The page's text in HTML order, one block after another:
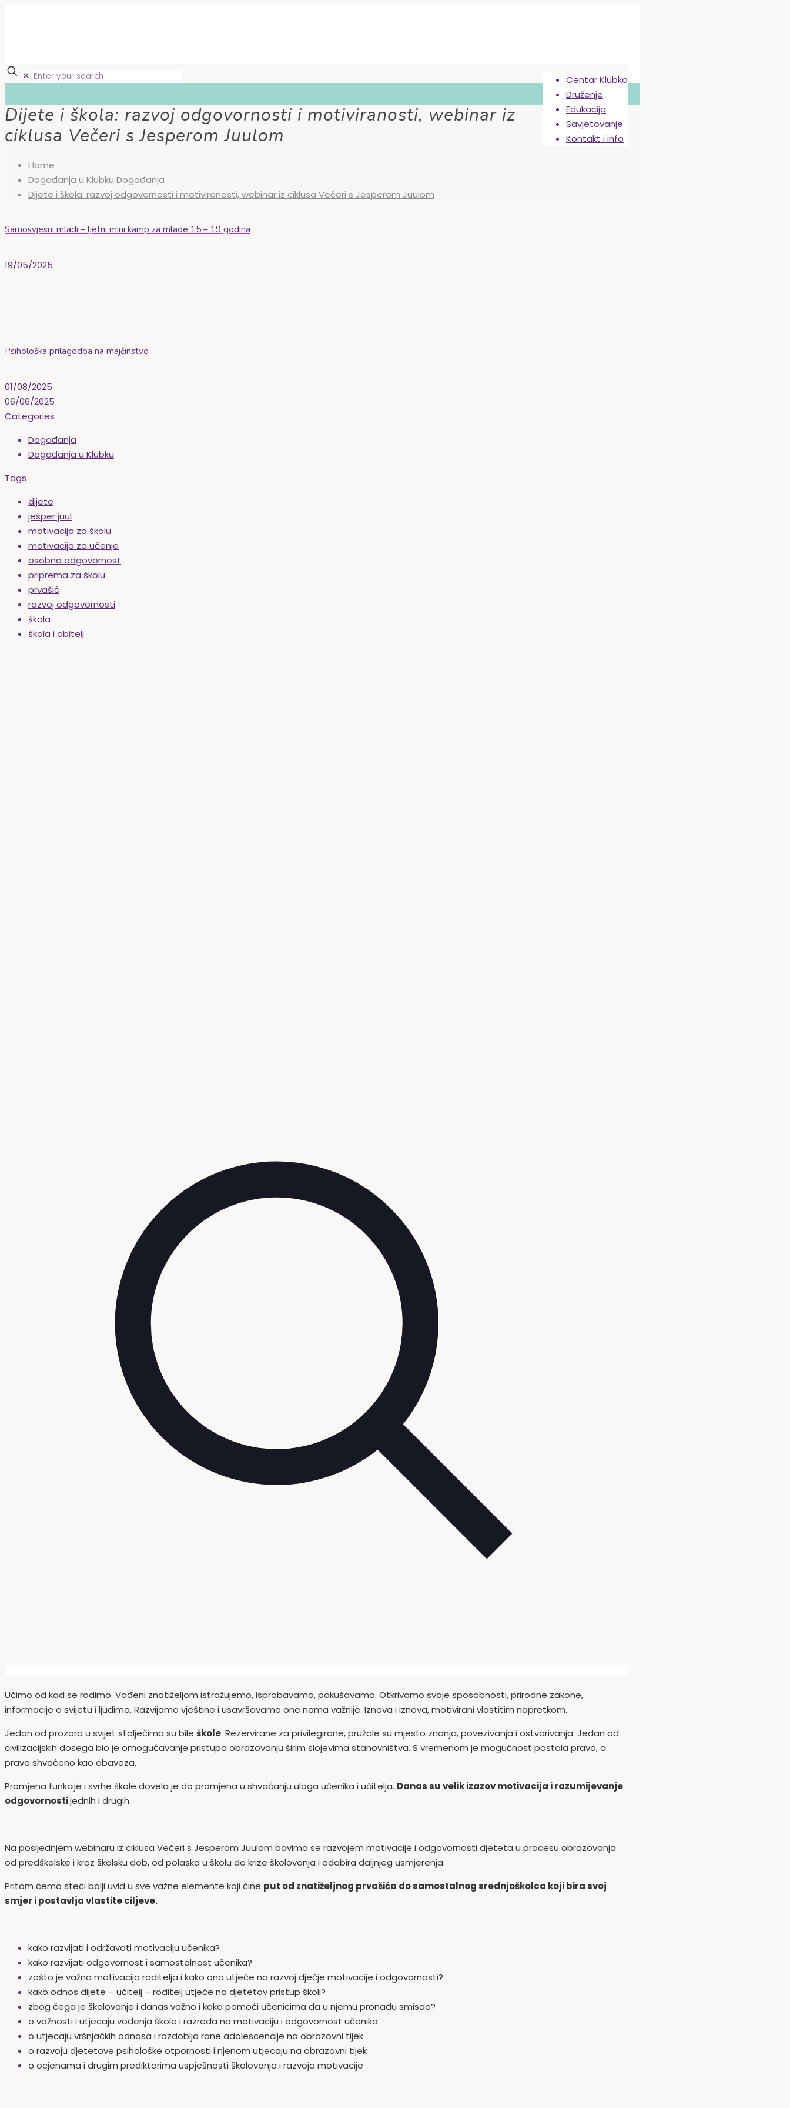
Centar Klubko
Druženje
Edukacija
Savjetovanje
Kontakt i info
✕
Dijete i škola: razvoj odgovornosti i motiviranosti, webinar iz
ciklusa Večeri s Jesperom Juulom
Home
Događanja u Klubku Događanja
Dijete i škola: razvoj odgovornosti i motiviranosti, webinar iz ciklusa Večeri s Jesperom Juulom
Samosvjesni mladi – ljetni mini kamp za mlade 15 – 19 godina
19/05/2025
Psihološka prilagodba na majčinstvo
01/08/2025
06/06/2025
Categories
Događanja
Događanja u Klubku
Tags
dijete
jesper juul
motivacija za školu
motivacija za učenje
osobna odgovornost
priprema za školu
prvašić
razvoj odgovornosti
škola
škola i obitelj
Učimo od kad se rodimo. Vođeni znatiželjom istražujemo, isprobavamo, pokušavamo. Otkrivamo svoje sposobnosti, prirodne zakone,
informacije o svijetu i ljudima. Razvijamo vještine i usavršavamo one nama važnije. Iznova i iznova, motivirani vlastitim napretkom.
Jedan od prozora u svijet stoljećima su bile škole. Rezervirane za privilegirane, pružale su mjesto znanja, povezivanja i ostvarivanja. Jedan od
civilizacijskih dosega bio je omogućavanje pristupa obrazovanju širim slojevima stanovništva. S vremenom je mogućnost postala pravo, a
pravo shvaćeno kao obaveza.
Promjena funkcije i svrhe škole dovela je do promjena u shvaćanju uloga učenika i učitelja. Danas su velik izazov motivacija i razumijevanje
odgovornostijednih i drugih.
Na posljednjem webinaru iz ciklusa Večeri s Jesperom Juulom bavimo se razvojem motivacije i odgovornosti djeteta u procesu obrazovanja
od predškolske i kroz školsku dob, od polaska u školu do krize školovanja i odabira daljnjeg usmjerenja.
Pritom ćemo steći bolji uvid u sve važne elemente koji čine put od znatiželjnog prvašića do samostalnog srednjoškolca koji bira svoj
smjer i postavlja vlastite ciljeve.
kako razvijati i održavati motivaciju učenika?
kako razvijati odgovornost i samostalnost učenika?
zašto je važna motivacija roditelja i kako ona utječe na razvoj dječje motivacije i odgovornosti?
kako odnos dijete – učitelj – roditelj utječe na djetetov pristup školi?
zbog čega je školovanje i danas važno i kako pomoći učenicima da u njemu pronađu smisao?
o važnosti i utjecaju vođenja škole i razreda na motivaciju i odgovornost učenika
o utjecaju vršnjačkih odnosa i razdoblja rane adolescencije na obrazovni tijek
o razvoju djetetove psihološke otpornosti i njenom utjecaju na obrazovni tijek
o ocjenama i drugim prediktorima uspješnosti školovanja i razvoja motivacije